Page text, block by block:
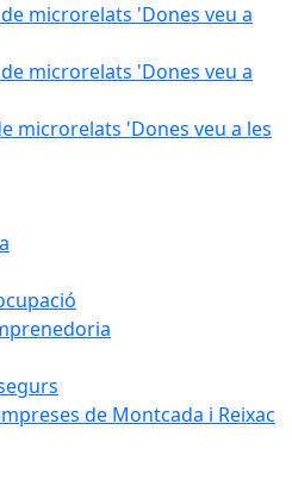
microrelats 'Dones veu a
microrelats 'Dones veu a
microrelats 'Dones veu a les
de Montcada i Reixac